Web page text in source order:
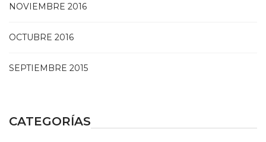
NOVIEMBRE 2016
OCTUBRE 2016
SEPTIEMBRE 2015
CATEGORÍAS